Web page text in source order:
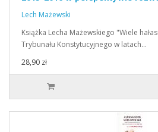
Lech Mażewski
Książka Lecha Mażewskiego "Wiele
Trybunału Konstytucyjnego w latach…
28,90 zł